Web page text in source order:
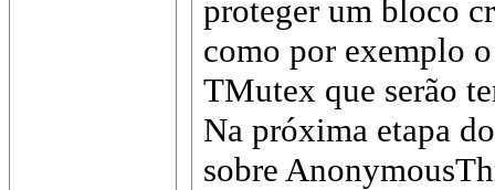
proteger um bloco
como por exemplo
TMutex que serão
Na próxima etapa
sobre